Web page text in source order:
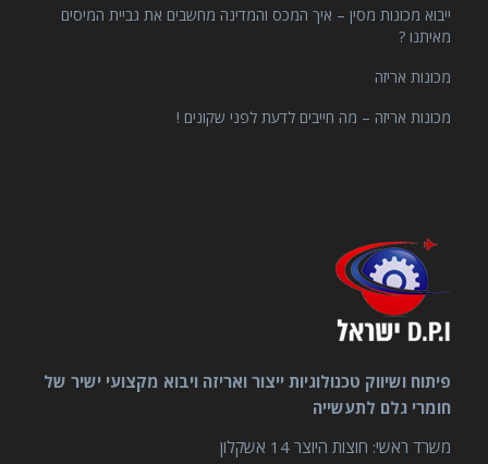
ייבוא מכונות מסין – איך המכס והמדינה מחשבים את גביית המיסים
מאיתנו ?
מכונות אריזה
מכונות אריזה – מה חייבים לדעת לפני שקונים !
פיתוח ושיווק טכנולוגיות ייצור ואריזה ויבוא מקצועי ישיר של
חומרי גלם לתעשייה
משרד ראשי: חוצות היוצר 14 אשקלון